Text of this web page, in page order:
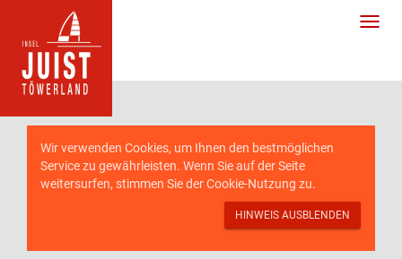
Wir verwenden Cookies, um Ihnen den bestmöglichen
Service zu gewährleisten. Wenn Sie auf der Seite
weitersurfen, stimmen Sie derCookie-Nutzung zu.
HINWEIS AUSBLENDEN